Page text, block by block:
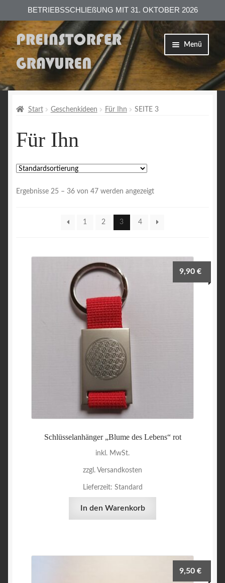
BETRIEBSSCHLIEßUNG MIT 31. OKTOBER 2026
Zur
Navigation
springen
Zum
Inhalt
springen
Menü
Versand
Zahlungsarten
AGB
Datenschutzerklärung
Start Geschenkideen Für Ihn SEITE 3
Für Ihn
Ergebnisse 25 – 36 von 47 werden angezeigt
1 2 3 4
Schlüsselanhänger „Blume des Lebens“ rot
9,90€
inkl. MwSt.
zzgl. Versandkosten
Lieferzeit: Standard
In den Warenkorb
9,50€